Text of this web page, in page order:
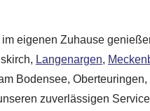
eigenen Zuhause
Langenargen,
Bodensee, Oberteuringen,
zuverlässigen